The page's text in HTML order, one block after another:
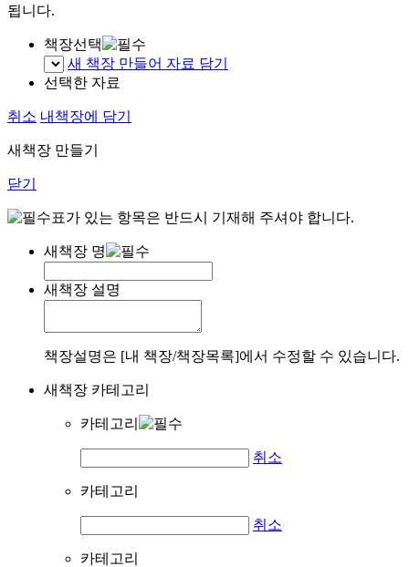
됩니다.
책장선택
새 책장 만들어 자료 담기
선택한 자료
취소 내책장에 담기
새책장 만들기
닫기
표가 있는 항목은 반드시 기재해 주셔야 합니다.
새책장 명
새책장 설명
책장설명은 [내 책장/책장목록]에서 수정할 수 있습니다.
새책장 카테고리
카테고리
취소
카테고리
취소
카테고리